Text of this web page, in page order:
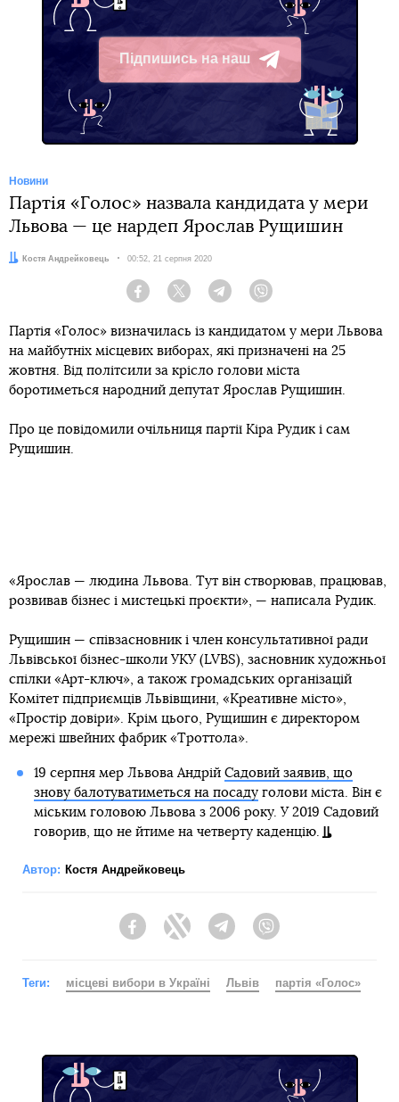
Підпишись на наш
Telegram
Новини
Партія «Голос» назвала кандидата у мери
Львова — це нардеп Ярослав Рущишин
Автор:Костя Андрейковець Дата:
00:52, 21 серпня 2020
Facebook Twitter Telegram
Партія «Голос» визначилась із кандидатом у мери Львова
на майбутніх місцевих виборах, які призначені на 25
жовтня. Від політсили за крісло голови міста
боротиметься народний депутат Ярослав Рущишин.
Про це повідомили очільниця партії Кіра Рудик і сам
Рущишин.
«Ярослав — людина Львова. Тут він створював, працював,
розвивав бізнес і мистецькі проєкти», — написала Рудик.
Рущишин — співзасновник і член консультативної ради
Львівської бізнес-школи УКУ (LVBS), засновник художньої
спілки «Арт-ключ», а також громадських організацій
Комітет підприємців Львівщини, «Креативне місто»,
«Простір довіри». Крім цього, Рущишин є директором
мережі швейних фабрик «Троттола».
19 серпня мер Львова Андрій Садовий заявив, що
знову балотуватиметься на посадуголови міста. Він є
міським головою Львова з 2006 року. У 2019 Садовий
говорив, що не йтиме на четверту каденцію.
Автор: Костя Андрейковець
FacebookTwitter Telegram
Теги: місцеві вибори в Україні Львів партія «Голос»